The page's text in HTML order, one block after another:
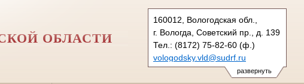
развернуть
160012, Вологодская обл.,
г. Вологда, Советский пр., д. 139
Тел.: (8172) 75-82-60 (ф.)
vologodsky.vld@sudrf.ru
ОБЛАСТИ